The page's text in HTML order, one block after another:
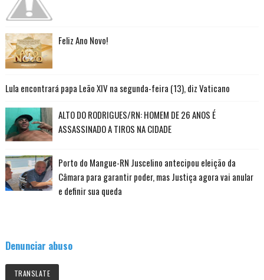
Feliz Ano Novo!
Lula encontrará papa Leão XIV na segunda-feira (13), diz Vaticano
ALTO DO RODRIGUES/RN: HOMEM DE 26 ANOS É
ASSASSINADO A TIROS NA CIDADE
Porto do Mangue-RN Juscelino antecipou eleição da
Câmara para garantir poder, mas Justiça agora vai anular
e definir sua queda
Denunciar abuso
TRANSLATE